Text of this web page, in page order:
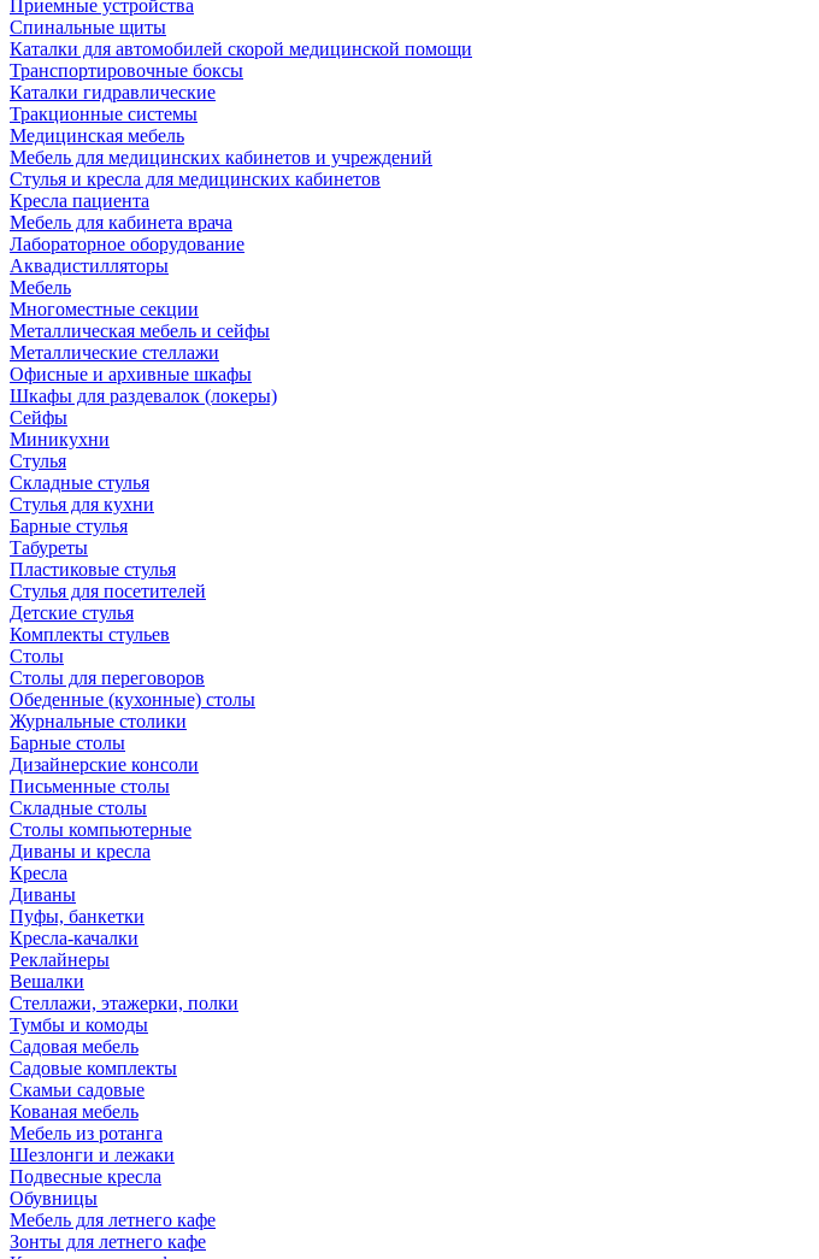
Приемные устройства
Спинальные щиты
Каталки для автомобилей скорой медицинской помощи
Транспортировочные боксы
Каталки гидравлические
Тракционные системы
Медицинская мебель
Мебель для медицинских кабинетов и учреждений
Стулья и кресла для медицинских кабинетов
Кресла пациента
Мебель для кабинета врача
Лабораторное оборудование
Аквадистилляторы
Мебель
Многоместные секции
Металлическая мебель и сейфы
Металлические стеллажи
Офисные и архивные шкафы
Шкафы для раздевалок (локеры)
Сейфы
Миникухни
Стулья
Складные стулья
Стулья для кухни
Барные стулья
Табуреты
Пластиковые стулья
Стулья для посетителей
Детские стулья
Комплекты стульев
Столы
Столы для переговоров
Обеденные (кухонные) столы
Журнальные столики
Барные столы
Дизайнерские консоли
Письменные столы
Складные столы
Столы компьютерные
Диваны и кресла
Кресла
Диваны
Пуфы, банкетки
Кресла-качалки
Реклайнеры
Вешалки
Стеллажи, этажерки, полки
Тумбы и комоды
Садовая мебель
Садовые комплекты
Скамьи садовые
Кованая мебель
Мебель из ротанга
Шезлонги и лежаки
Подвесные кресла
Обувницы
Мебель для летнего кафе
Зонты для летнего кафе